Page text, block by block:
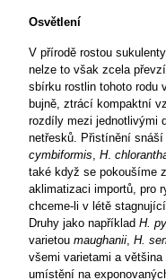
Osvětlení
V přírodě rostou
nelze to však zcela
sbírku rostlin tohoto rodu
bujně, ztrácí kompaktní
rozdíly mezi jednotlivými
netřesků. Přistínění snáší
cymbiformis, H.
také když se pokoušíme
aklimatizaci importů, pro
chceme-li v létě
Druhy jako například H.
varietou maughanii, H.
všemi varietami a
umístění na